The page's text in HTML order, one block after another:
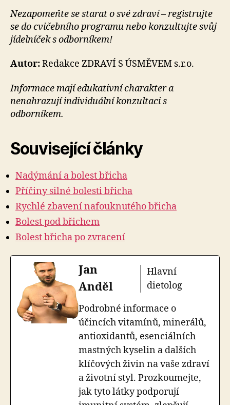
Nezapomeňte se starat o své zdraví – registrujte
se do cvičebního programu nebo konzultujte svůj
jídelníček s odborníkem!
Autor:Redakce ZDRAVÍ S ÚSMĚVEM s.r.o.
Informace mají edukativní charakter a
nenahrazují individuální konzultaci s
odborníkem.
Související články
Nadýmání a bolest břicha
Příčiny silné bolesti břicha
Rychlé zbavení nafouknutého břicha
Bolest pod břichem
Bolest břicha po zvracení
Jan
Anděl
Hlavní
dietolog
Podrobné informace o
účincích vitamínů, minerálů,
antioxidantů, esenciálních
mastných kyselin a dalších
klíčových živin na vaše zdraví
a životní styl. Prozkoumejte,
jak tyto látky podporují